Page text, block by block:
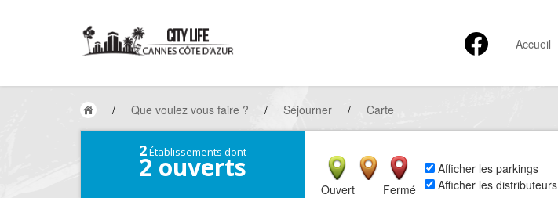
Accueil
/ Que voulez vous faire ? / Séjourner / Carte
2Établissements dont
2 ouverts
Afficher les parkings
Afficher les distributeurs
Ouvert Fermé